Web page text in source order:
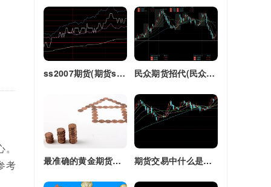
考
ss2007期货(期货ss2018) 民众期货招代(民众期货怎么了)
最准确的黄金期货交易师(最准确的黄金期货交易师是谁) 期货交易中什么是复合头寸(期货交易中什么是复合头寸交易)